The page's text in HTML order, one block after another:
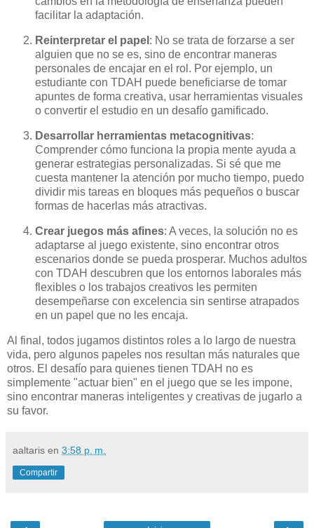
facilitar la adaptación.
Reinterpretar el papel : No se trata de forzarse a ser
alguien que no se es, sino de encontrar maneras
personales de encajar en el rol. Por ejemplo, un
estudiante con TDAH puede beneficiarse de tomar
apuntes de forma creativa, usar herramientas visuales
o convertir el estudio en un desafío gamificado.
Desarrollar herramientas metacognitivas:
Comprender cómo funciona la propia mente ayuda a
generar estrategias personalizadas. Si sé que me
cuesta mantener la atención por mucho tiempo, puedo
dividir mis tareas en bloques más pequeños o buscar
formas de hacerlas más atractivas.
Crear juegos más afines: A veces, la solución no es
adaptarse al juego existente, sino encontrar otros
escenarios donde se pueda prosperar. Muchos adultos
con TDAH descubren que los entornos laborales más
flexibles o los trabajos creativos les permiten
desempeñarse con excelencia sin sentirse atrapados
en un papel que no les encaja.
Al final, todos jugamos distintos roles a lo largo de nuestra
vida, pero algunos papeles nos resultan más naturales que
otros. El desafío para quienes tienen TDAH no es
simplemente "actuar bien" en el juego que se les impone,
sino encontrar maneras inteligentes y creativas de jugarlo a
su favor.
aaltaris en 3:58 p. m.
Compartir